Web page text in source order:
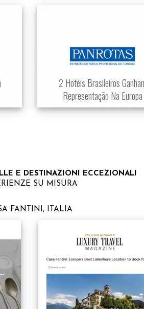
2 Hotéis Brasileiros
Representação Na Europa
E DESTINAZIONI ECCEZIONALI
SU MISURA
FANTINI, ITALIA